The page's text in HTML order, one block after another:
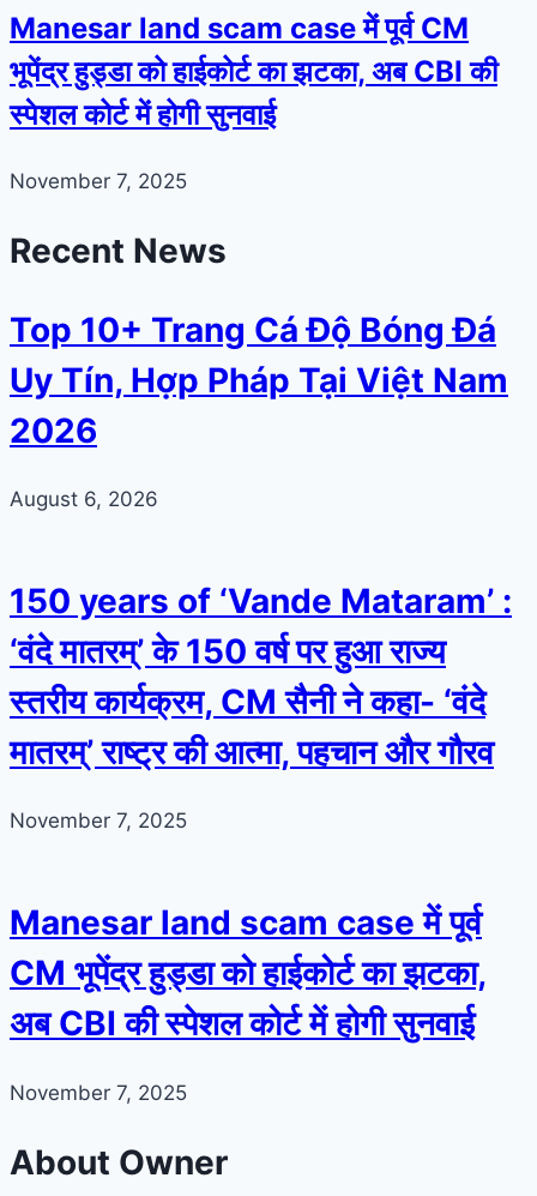
Manesar land scam case में पूर्व CM
भूपेंद्र हुड्डा को हाईकोर्ट का झटका, अब CBI की
स्पेशल कोर्ट में होगी सुनवाई
November 7, 2025
Recent News
Top 10+ Trang Cá Độ Bóng Đá
Uy Tín, Hợp Pháp Tại Việt Nam
2026
August 6, 2026
150 years of ‘Vande Mataram’ :
‘वंदे मातरम्’ के 150 वर्ष पर हुआ राज्य
स्तरीय कार्यक्रम, CM सैनी ने कहा- ‘वंदे
मातरम्’ राष्ट्र की आत्मा, पहचान और गौरव
November 7, 2025
Manesar land scam case में पूर्व
CM भूपेंद्र हुड्डा को हाईकोर्ट का झटका,
अब CBI की स्पेशल कोर्ट में होगी सुनवाई
November 7, 2025
About Owner